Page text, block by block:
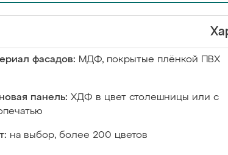
фасадов: МДФ, покрытые плёнкой ПВХ
панель: ХДФ в цвет столешницы или с
на выбор, более 200 цветов